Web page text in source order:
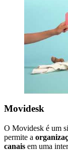
Movidesk
O Movidesk é um
permite a
canais em uma